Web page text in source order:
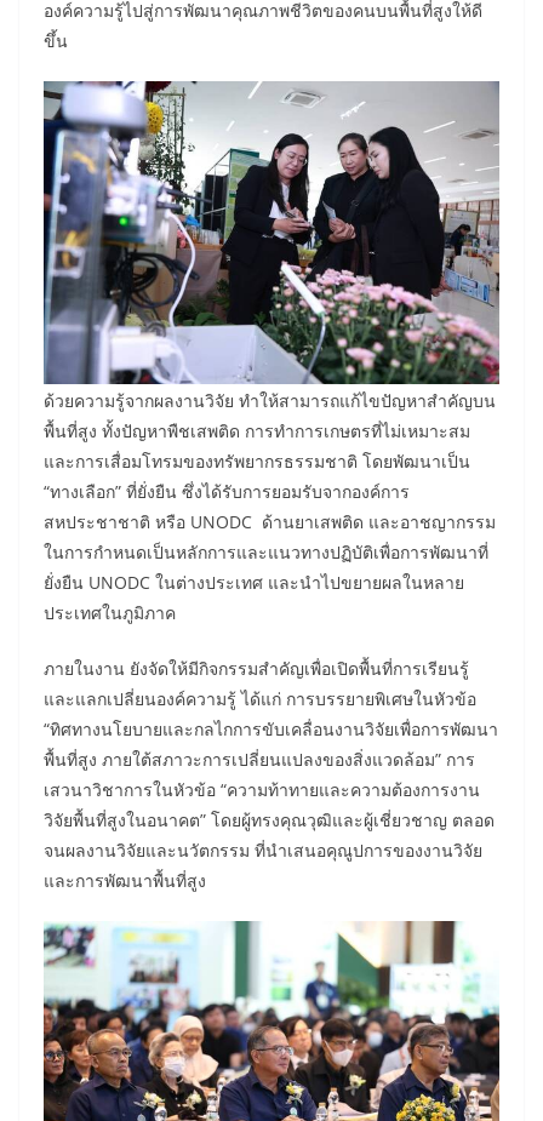
องค์ความรู้ไปสู่การพัฒนาคุณภาพชีวิตของคนบนพื้นที่สูงให้ดี
ขึ้น
ด้วยความรู้จากผลงานวิจัย ทำให้สามารถแก้ไขปัญหาสำคัญบน
พื้นที่สูง ทั้งปัญหาพืชเสพติด การทำการเกษตรที่ไม่เหมาะสม
และการเสื่อมโทรมของทรัพยากรธรรมชาติ โดยพัฒนาเป็น
“ทางเลือก” ที่ยั่งยืน ซึ่งได้รับการยอมรับจากองค์การ
สหประชาชาติ หรือ UNODC ด้านยาเสพติด และอาชญากรรม
ในการกำหนดเป็นหลักการและแนวทางปฏิบัติเพื่อการพัฒนาที่
ยั่งยืน UNODC ในต่างประเทศ และนำไปขยายผลในหลาย
ประเทศในภูมิภาค
ภายในงาน ยังจัดให้มีกิจกรรมสำคัญเพื่อเปิดพื้นที่การเรียนรู้
และแลกเปลี่ยนองค์ความรู้ ได้แก่ การบรรยายพิเศษในหัวข้อ
“ทิศทางนโยบายและกลไกการขับเคลื่อนงานวิจัยเพื่อการพัฒนา
พื้นที่สูง ภายใต้สภาวะการเปลี่ยนแปลงของสิ่งแวดล้อม” การ
เสวนาวิชาการในหัวข้อ “ความท้าทายและความต้องการงาน
วิจัยพื้นที่สูงในอนาคต” โดยผู้ทรงคุณวุฒิและผู้เชี่ยวชาญ ตลอด
จนผลงานวิจัยและนวัตกรรม ที่นำเสนอคุณูปการของงานวิจัย
และการพัฒนาพื้นที่สูง